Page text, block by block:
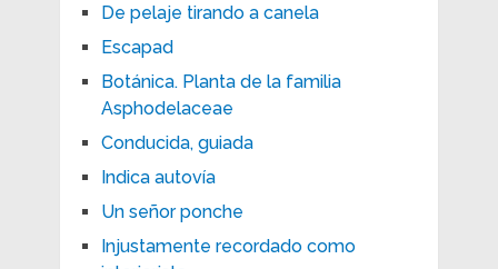
De pelaje tirando a canela
Escapad
Botánica. Planta de la familia
Asphodelaceae
Conducida, guiada
Indica autovía
Un señor ponche
Injustamente recordado como